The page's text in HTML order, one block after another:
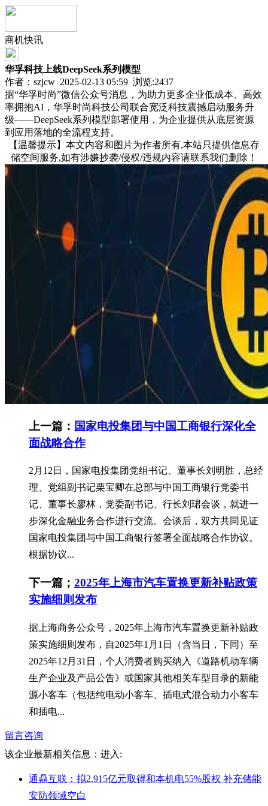
商机快讯
华孚科技上线DeepSeek系列模型
作者：szjcw 2025-02-13 05:59 浏览:2437
据“华孚时尚”微信公众号消息，为助力更多企业低成本、高效
率拥抱AI，华孚时尚科技公司联合宽泛科技震撼启动服务升
级——DeepSeek系列模型部署使用，为企业提供从底层资源
到应用落地的全流程支持。
【温馨提示】本文内容和图片为作者所有,本站只提供信息存
储空间服务,如有涉嫌抄袭/侵权/违规内容请联系我们删除！
上一篇： 国家电投集团与中国工商银行深化全
面战略合作
2月12日，国家电投集团党组书记、董事长刘明胜，总经
理、党组副书记栗宝卿在总部与中国工商银行党委书
记、董事长廖林，党委副书记、行长刘珺会谈，就进一
步深化金融业务合作进行交流。会谈后，双方共同见证
国家电投集团与中国工商银行签署全面战略合作协议。
根据协议...
下一篇； 2025年上海市汽车置换更新补贴政策
实施细则发布
据上海商务公众号，2025年上海市汽车置换更新补贴政
策实施细则发布，自2025年1月1日（含当日，下同）至
2025年12月31日，个人消费者购买纳入《道路机动车辆
生产企业及产品公告》或国家其他相关车型目录的新能
源小客车（包括纯电动小客车、插电式混合动力小客车
和插电...
留言咨询
该企业最新相关信息： 进入:
通鼎互联：拟2.915亿元取得和本机电55%股权 补充储能
安防领域空白